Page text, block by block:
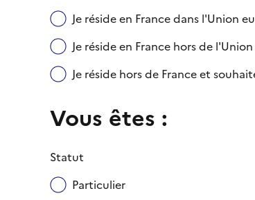
Je réside en France dans l'Union
Je réside en France hors de
Je réside hors de France et
Vous êtes :
Statut
Particulier